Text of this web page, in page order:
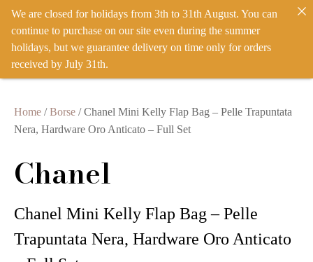
IT ENACCEDI
Home /Borse / Chanel Mini Kelly Flap Bag – Pelle Trapuntata
Nera, Hardware Oro Anticato – Full Set
Chanel
Chanel Mini Kelly Flap Bag – Pelle
Trapuntata Nera, Hardware Oro Anticato
We are closed for holidays from 3th to 31th August. You can
continue to purchase on our site even during the summer
holidays, but we guarantee delivery on time only for orders
received by July 31th.